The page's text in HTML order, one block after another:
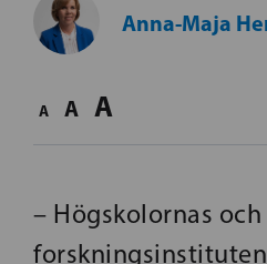
Anna-Maja
A A A
– Högskolornas och